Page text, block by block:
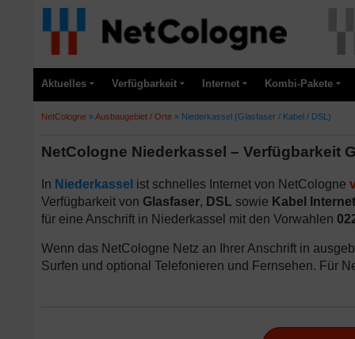
Aktuelles Verfügbarkeit Internet Kombi-Pakete
NetCologne »Ausbaugebiet / Orte » Niederkassel (Glasfaser / Kabel / DSL)
NetCologne Niederkassel – Verfügbarkeit
In Niederkassel ist schnelles Internet von NetCologne
Verfügbarkeit von Glasfaser, DSL sowie Kabel Internet
für eine Anschrift in Niederkassel mit den Vorwahlen
Wenn das NetCologne Netz an Ihrer Anschrift in
Surfen und optional Telefonieren und Fernsehen. Für